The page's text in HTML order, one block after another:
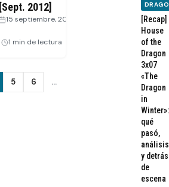
[Sept. 2012]
15 septiembre, 2012
1 min de lectura
5 6
…
[Recap]
House
of the
Dragon
3x07
«The
Dragon
in
Winter»:
qué
pasó,
análisis
y detrás
de
escena